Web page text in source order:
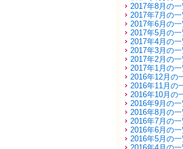
2017年8月の一
2017年7月の一
2017年6月の一
2017年5月の一
2017年4月の一
2017年3月の一
2017年2月の一
2017年1月の一
2016年12月の
2016年11月の
2016年10月の
2016年9月の一
2016年8月の一
2016年7月の一
2016年6月の一
2016年5月の一